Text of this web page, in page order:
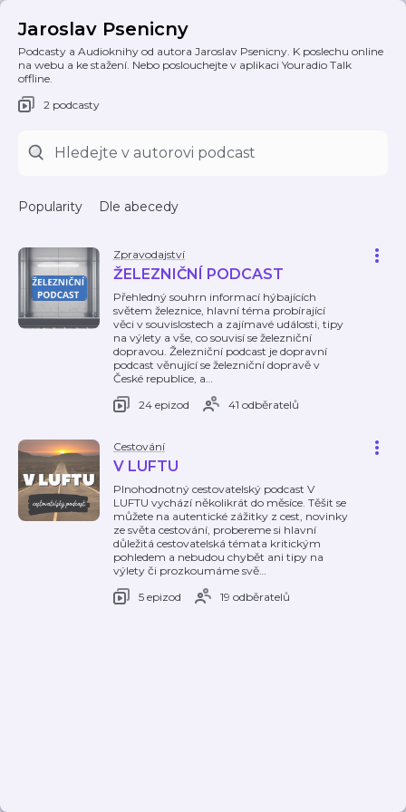
Jaroslav Psenicny
Podcasty a Audioknihy od autora Jaroslav Psenicny. K poslechu online
na webu a ke stažení. Nebo poslouchejte v aplikaci Youradio Talk
offline.
2 podcasty
Popularity Dle abecedy
Zpravodajství
ŽELEZNIČNÍ PODCAST
Přehledný souhrn informací hýbajících
světem železnice, hlavní téma probírající
věci v souvislostech a zajímavé události, tipy
na výlety a vše, co souvisí se železniční
dopravou. Železniční podcast je dopravní
podcast věnující se železniční dopravě v
České republice, a…
24 epizod
41 odběratelů
Cestování
V LUFTU
Plnohodnotný cestovatelský podcast V
LUFTU vychází několikrát do měsíce. Těšit se
můžete na autentické zážitky z cest, novinky
ze světa cestování, probereme si hlavní
důležitá cestovatelská témata kritickým
pohledem a nebudou chybět ani tipy na
výlety či prozkoumáme svě…
5 epizod
19 odběratelů